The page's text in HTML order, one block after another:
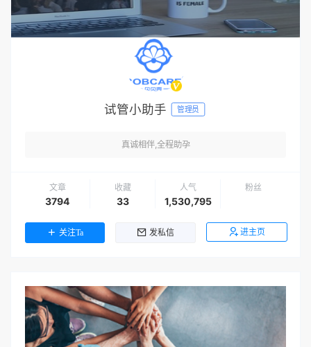
试管小助手 管理员
真诚相伴,全程助孕
文章
3794
收藏
33
人气
1,530,795
粉丝
关注Ta 发私信 进主页